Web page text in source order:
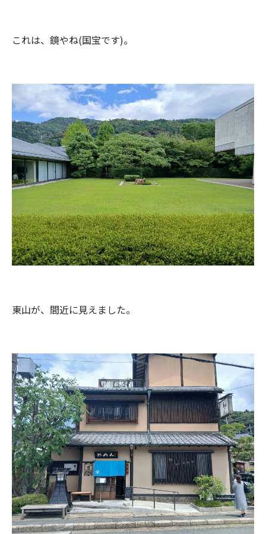
これは、鏡やね(国宝です)。
東山が、間近に見えました。